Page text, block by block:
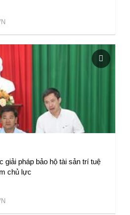
giải pháp bảo hộ tài sản trí tuệ
chủ lực